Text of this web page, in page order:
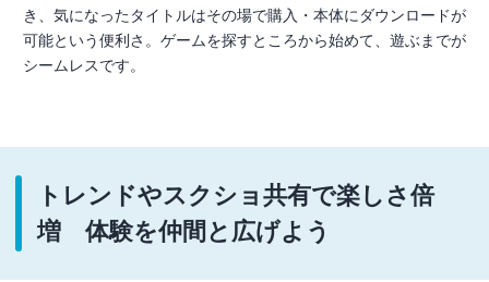
き、気になったタイトルはその場で購入・本体にダウンロードが
可能という便利さ。ゲームを探すところから始めて、遊ぶまでが
シームレスです。
トレンドやスクショ共有で楽しさ倍
増 体験を仲間と広げよう